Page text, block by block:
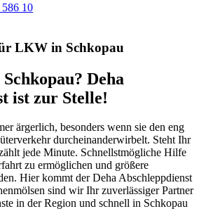
10
LKW in Schkopau
Deha
ist zur Stelle!
ärgerlich, besonders wenn sie den eng
durcheinanderwirbelt. Steht Ihr
jede Minute. Schnellstmögliche Hilfe
zu ermöglichen und größere
Hier kommt der Deha Abschleppdienst
sind wir Ihr zuverlässiger Partner
in der Region und schnell in Schkopau